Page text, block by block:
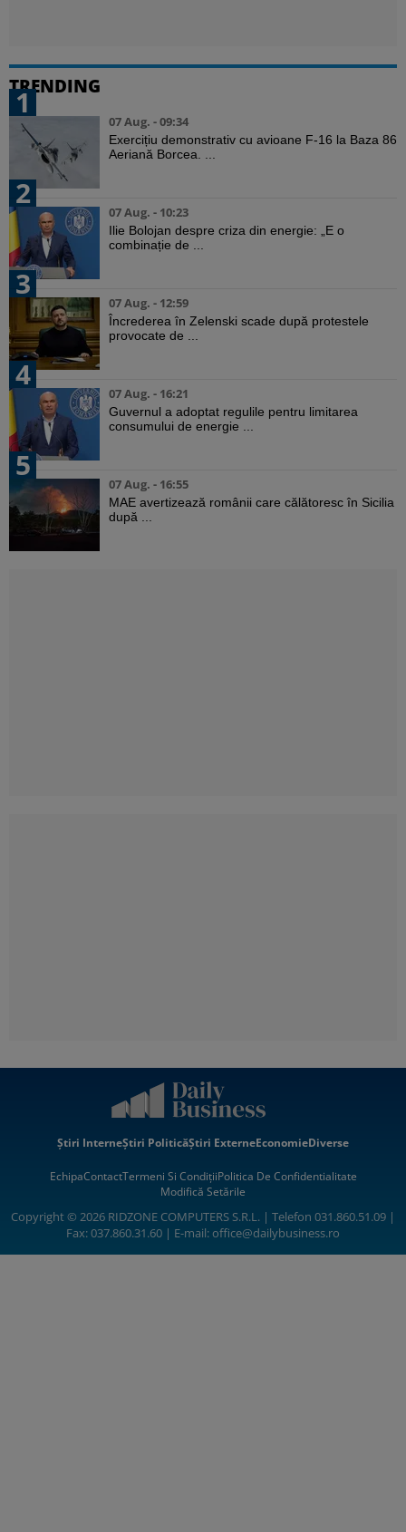
TRENDING
1
07 Aug. - 09:34
Exercițiu demonstrativ cu avioane F-16 la Baza 86
Aeriană Borcea. ...
2
07 Aug. - 10:23
Ilie Bolojan despre criza din energie: „E o
combinație de ...
3
07 Aug. - 12:59
Încrederea în Zelenski scade după protestele
provocate de ...
4
07 Aug. - 16:21
Guvernul a adoptat regulile pentru limitarea
consumului de energie ...
5
07 Aug. - 16:55
MAE avertizează românii care călătoresc în Sicilia
după ...
Știri InterneȘtiri PoliticăȘtiri ExterneEconomieDiverse
EchipaContactTermeni Si CondițiiPolitica De Confidentialitate
Modifică Setările
Copyright © 2026 RIDZONE COMPUTERS S.R.L. | Telefon 031.860.51.09 |
Fax: 037.860.31.60 | E-mail:office@dailybusiness.ro